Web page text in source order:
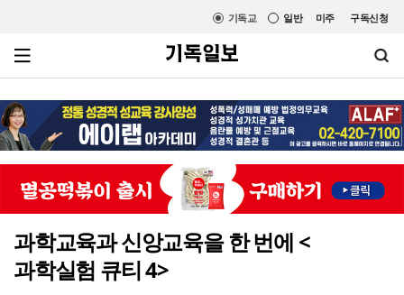
미주 구독신청
일반
기독교
과학교육과 신앙교육을 한 번에 <
과학실험 큐티 4>